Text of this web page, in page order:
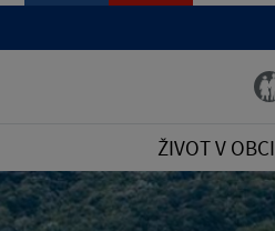
ŽIVOT V OBCI